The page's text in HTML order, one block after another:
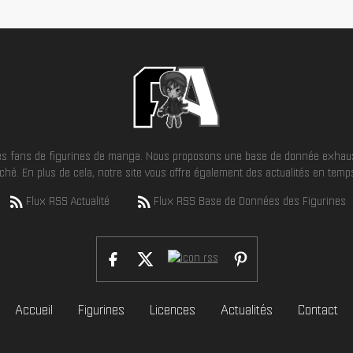
fans de figurines de manga. Nous proposons une base de donnée
En plus de cela, notre site vous offre également des actualités en
Flux RSS Actualité
Flux RSS Base de Données des Figurines
Accueil Figurines Licences Actualités Contact